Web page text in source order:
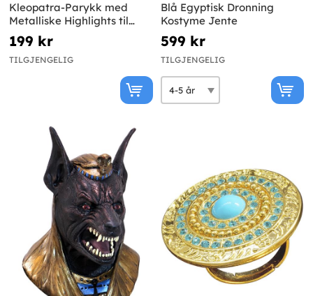
Kleopatra-Parykk med
Metalliske Highlights til
Jenter
199 kr
TILGJENGELIG
Blå Egyptisk Dronning
Kostyme Jente
599 kr
TILGJENGELIG